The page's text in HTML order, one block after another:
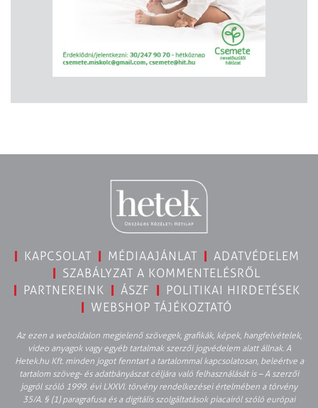
KAPCSOLAT MÉDIAAJÁNLAT
ADATVÉDELEM
SZABÁLYZAT A KOMMENTELÉSRŐL
PARTNEREINK
ÁSZF
POLITIKAI HIRDETÉSEK
WEBSHOP TÁJÉKOZTATÓ
Az ezen a weboldalon megjelenő szövegek, grafikák, képek, hangfelvételek,
video anyagok vagy egyéb tartalmak szerzői jogvédelem alatt állnak. A
Hetek.hu Kft. minden jogot fenntart a tartalommal kapcsolatosan, beleértve a
tartalom szöveg- és adatbányászat céljára való felhasználását is – A szerzői
jogról szóló 1999. évi LXXVI. törvény rendelkezései értelmében a törvény
35/A. § (1) paragrafusa és a digitális szolgáltatások piacairól szóló európai